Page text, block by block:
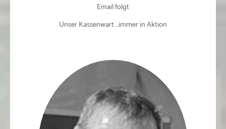
Email folgt
Unser Kassenwart ...immer in Aktion